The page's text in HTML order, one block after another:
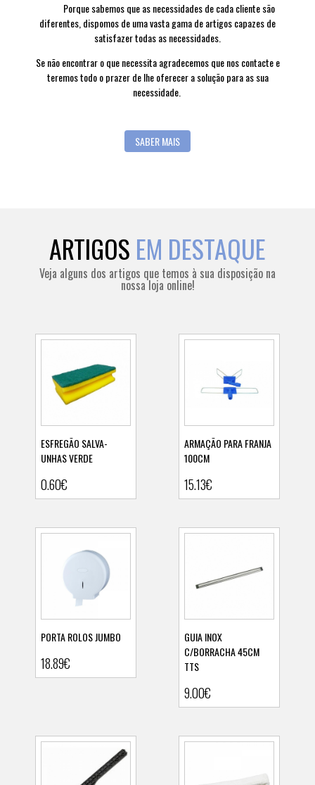
Porque sabemos que as necessidades de cada cliente são
diferentes, dispomos de uma vasta gama de artigos capazes de
satisfazer todas as necessidades.
Se não encontrar o que necessita agradecemos que nos contacte e
teremos todo o prazer de lhe oferecer a solução para as sua
necessidade.
SABER MAIS
ARTIGOS EM DESTAQUE
Veja alguns dos artigos que temos à sua disposição na
nossa loja online!
ESFREGÃO SALVA-
UNHAS VERDE
0.60€
ARMAÇÃO PARA FRANJA
100CM
15.13€
PORTA ROLOS JUMBO
18.89€
GUIA INOX
C/BORRACHA 45CM
TTS
9.00€